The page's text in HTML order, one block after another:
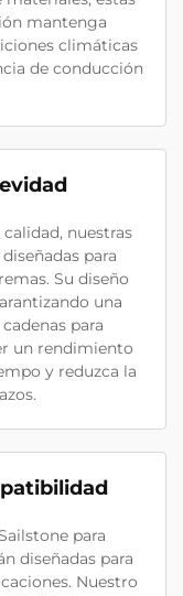
mantenga
climáticas
de conducción
nuestras
para
Su diseño
una
para
un rendimiento
y reduzca la
para
diseñadas para
Nuestro